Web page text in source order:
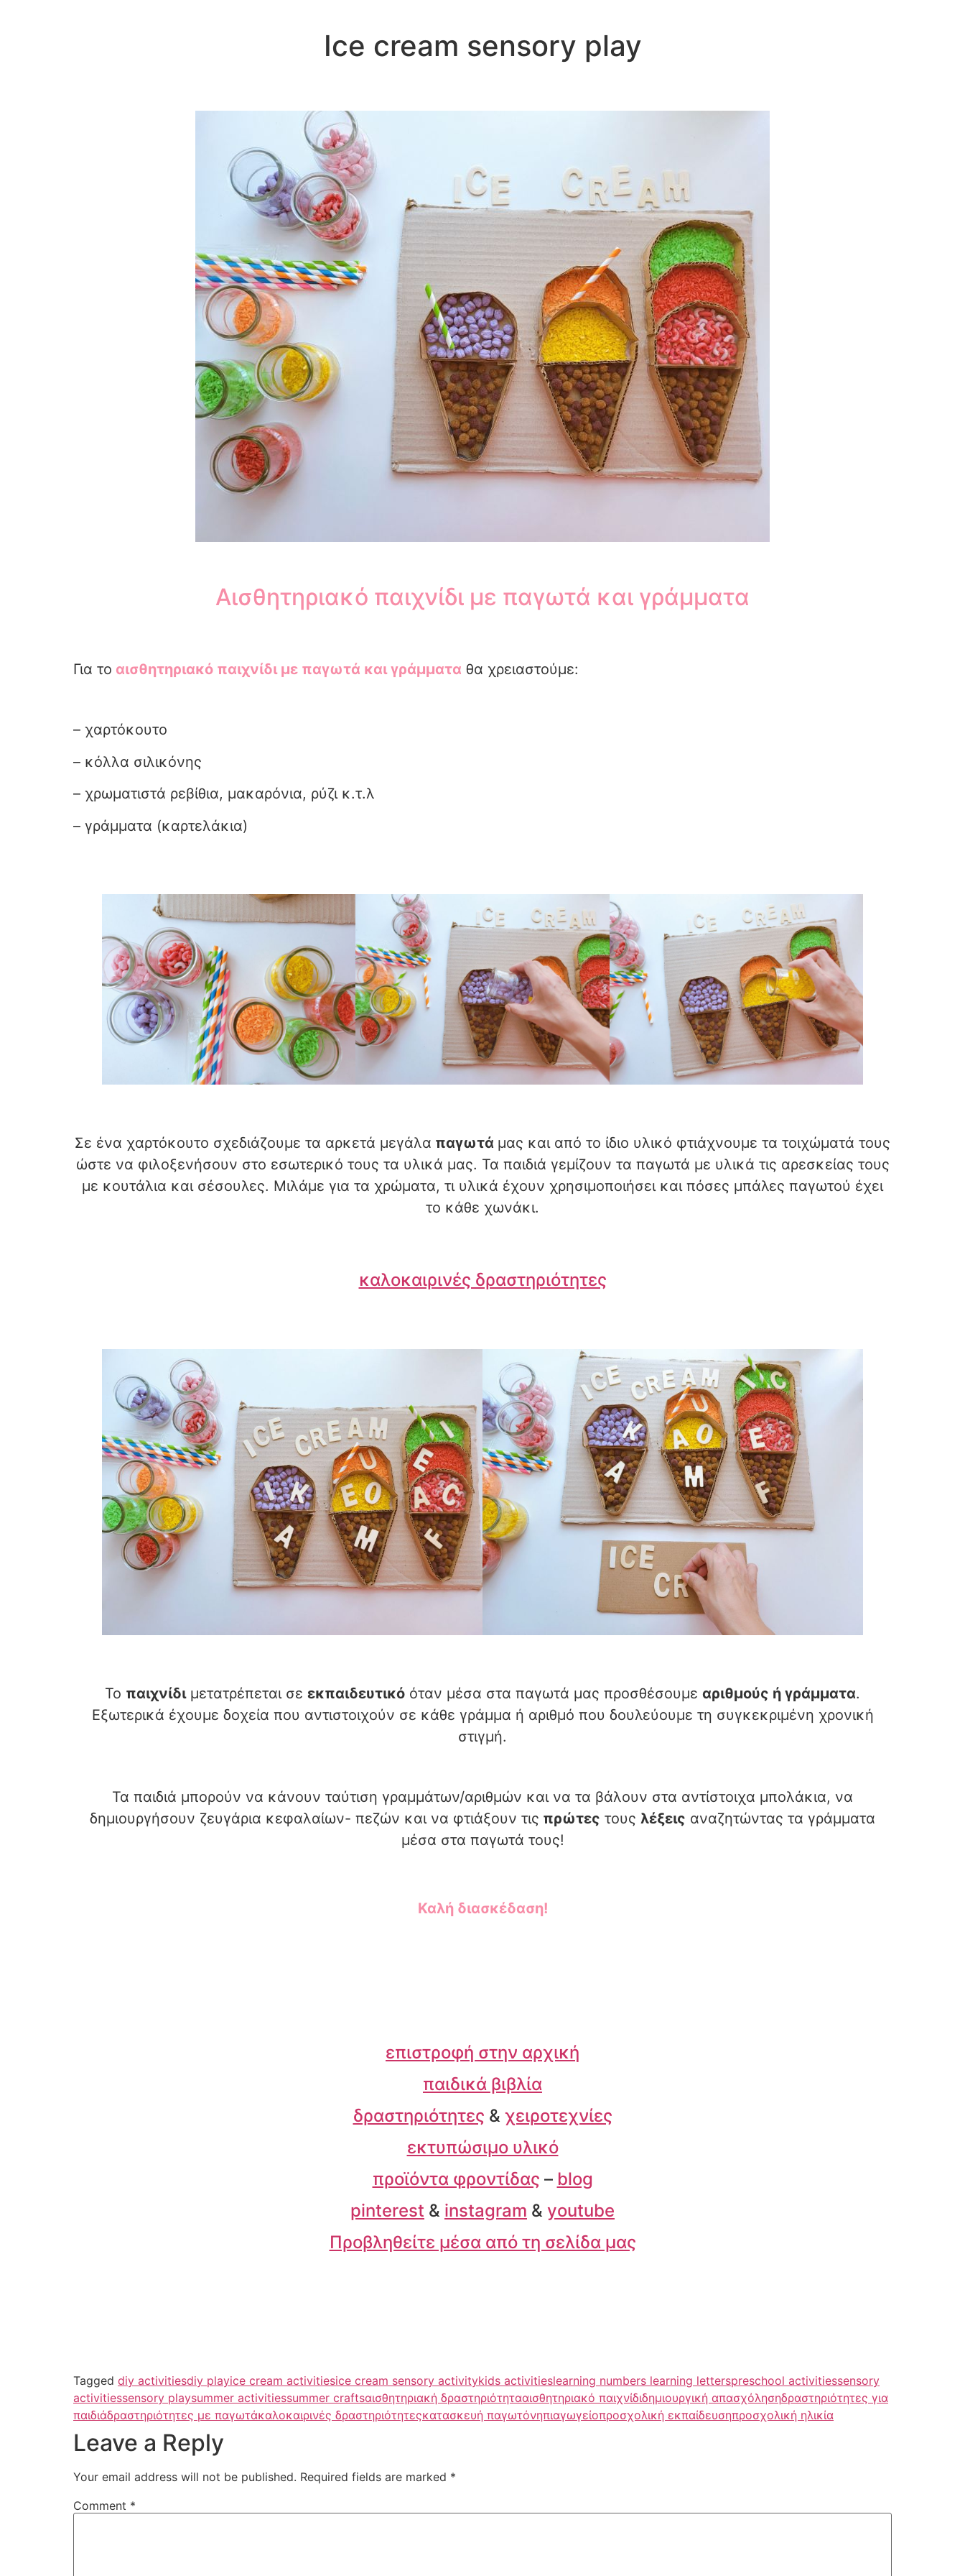
Ice cream sensory play
Αισθητηριακό παιχνίδι με παγωτά και γράμματα
Για το αισθητηριακό παιχνίδι με παγωτά και γράμματα θα χρειαστούμε:
– χαρτόκουτο
– κόλλα σιλικόνης
– χρωματιστά ρεβίθια, μακαρόνια, ρύζι κ.τ.λ
– γράμματα (καρτελάκια)
Σε ένα χαρτόκουτο σχεδιάζουμε τα αρκετά μεγάλα παγωτά μας και από το ίδιο υλικό φτιάχνουμε τα τοιχώματά τους
ώστε να φιλοξενήσουν στο εσωτερικό τους τα υλικά μας. Τα παιδιά γεμίζουν τα παγωτά με υλικά τις αρεσκείας τους
με κουτάλια και σέσουλες. Μιλάμε για τα χρώματα, τι υλικά έχουν χρησιμοποιήσει και πόσες μπάλες παγωτού έχει
το κάθε χωνάκι.
καλοκαιρινές δραστηριότητες
Το παιχνίδιμετατρέπεται σε εκπαιδευτικό όταν μέσα στα παγωτά μας προσθέσουμε αριθμούς ή γράμματα.
Εξωτερικά έχουμε δοχεία που αντιστοιχούν σε κάθε γράμμα ή αριθμό που δουλεύουμε τη συγκεκριμένη χρονική
στιγμή.
Τα παιδιά μπορούν να κάνουν ταύτιση γραμμάτων/αριθμών και να τα βάλουν στα αντίστοιχα μπολάκια, να
δημιουργήσουν ζευγάρια κεφαλαίων- πεζών και να φτιάξουν τις πρώτες τους λέξεις αναζητώντας τα γράμματα
μέσα στα παγωτά τους!
Καλή διασκέδαση!
επιστροφή στην αρχική
παιδικά βιβλία
δραστηριότητες & χειροτεχνίες
εκτυπώσιμο υλικό
προϊόντα φροντίδας – blog
pinterest & instagram & youtube
Προβληθείτε μέσα από τη σελίδα μας
Tagged diy activitiesdiy playice cream activitiesice cream sensory activitykids activitieslearning numbers learning letterspreschool activitiessensory
activitiessensory playsummer activitiessummer craftsαισθητηριακή δραστηριότητααισθητηριακό παιχνίδιδημιουργική απασχόλησηδραστηριότητες για
παιδιάδραστηριότητες με παγωτάκαλοκαιρινές δραστηριότητεςκατασκευή παγωτόνηπιαγωγείοπροσχολική εκπαίδευσηπροσχολική ηλικία
Leave a Reply
Your email address will not be published. Required fields are marked *
Comment *